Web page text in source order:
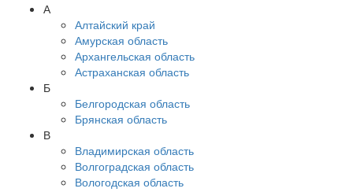
А
Алтайский край
Амурская область
Архангельская область
Астраханская область
Б
Белгородская область
Брянская область
В
Владимирская область
Волгоградская область
Вологодская область